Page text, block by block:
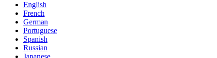
English
French
German
Portuguese
Spanish
Russian